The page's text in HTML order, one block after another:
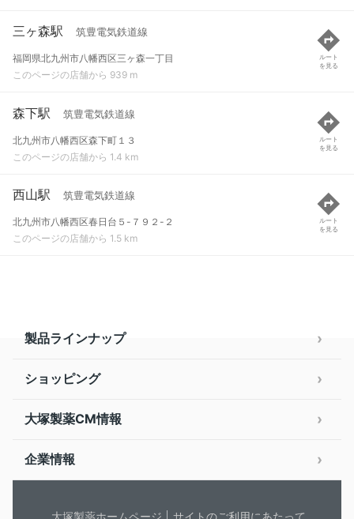
三ヶ森駅 筑豊電気鉄道線
福岡県北九州市八幡西区三ヶ森一丁目
このページの店舗から 939 m
ルート
を見る
森下駅 筑豊電気鉄道線
北九州市八幡西区森下町１３
このページの店舗から 1.4 km
ルート
を見る
西山駅 筑豊電気鉄道線
北九州市八幡西区春日台５-７９２-２
このページの店舗から 1.5 km
ルート
を見る
製品ラインナップ
ショッピング
大塚製薬CM情報
企業情報